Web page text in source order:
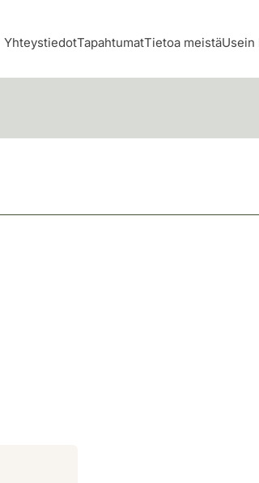
YhteystiedotTapahtumatTietoa meistäUsein